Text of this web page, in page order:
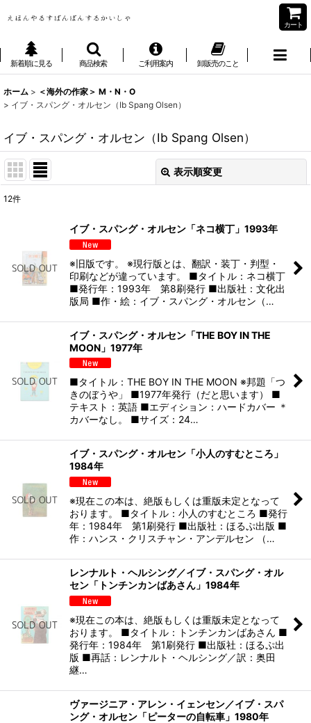
カート
新着順に見る 商品検索 ご利用案内 卸販売のこと
ホーム > ＜海外の作家＞ M・N・O
> イブ・スパング・オルセン（Ib Spang Olsen）
イブ・スパング・オルセン（Ib Spang Olsen）
表示順変更
並び順:
絞り込む
12件
イブ・スパング・オルセン「ネコ横丁」1993年
※旧版です。 ※現行版とは、翻訳・装丁・判型・
印刷などが違っています。 ■タイトル：ネコ横丁
■発行年：1993年 第8刷発行 ■出版社：文化出
版局 ■作・絵：イブ・スパング・オルセン（…
イブ・スパング・オルセン「THE BOY IN THE
MOON」1977年
■タイトル：THE BOY IN THE MOON ※邦題「つ
きのぼうや」 ■1977年発行（だと思います） ■
テキスト：英語 ■エディション：ハードカバー ＊
カバーなし。 ■サイズ：24…
イブ・スパング・オルセン「小人のすむところ」
1984年
※現在この本は、絶版もしくは重版未定となって
おります。 ■タイトル：小人のすむところ ■発行
年：1984年 第1刷発行 ■出版社：ほるぷ出版 ■
作：ハンス・クリスチャン・アンデルセン （…
レンナルト・ヘルシング／イブ・スパング・オル
セン「トンチンカンばあさん」1984年
※現在この本は、絶版もしくは重版未定となって
おります。 ■タイトル：トンチンカンばあさん ■
発行年：1984年 第1刷発行 ■出版社：ほるぷ出
版 ■再話：レンナルト・ヘルシング／訳：奥田
継…
ヴァージニア・アレン・イェンセン／イブ・スパ
ング・オルセン「ピーターの自転車」1980年